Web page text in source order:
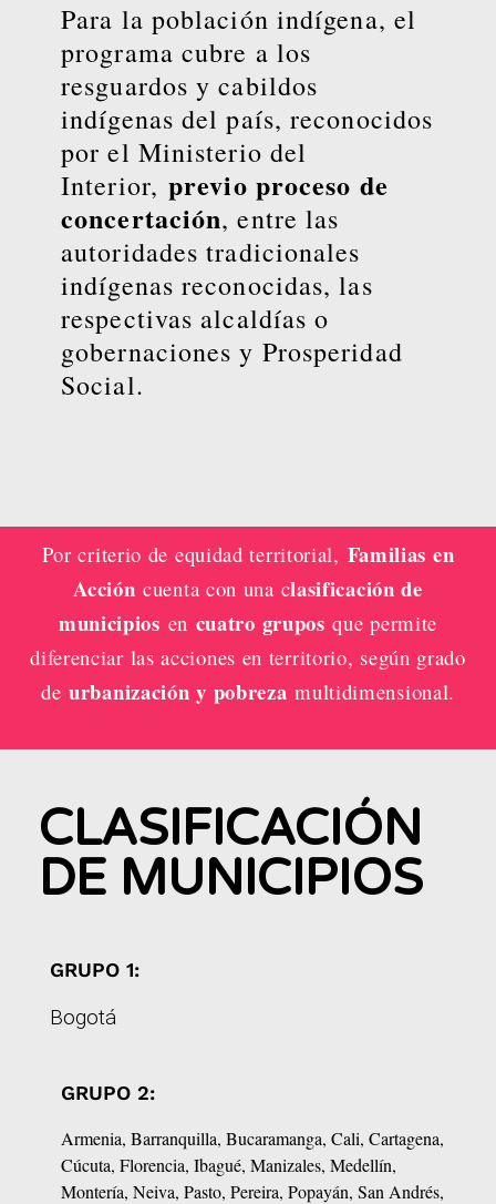
Para la población indígena, el
programa cubre a los
resguardos y cabildos
indígenas del país, reconocidos
por el Ministerio del
Interior, previo proceso de
concertación, entre las
autoridades tradicionales
indígenas reconocidas, las
respectivas alcaldías o
gobernaciones y Prosperidad
Social.
Por criterio de equidad territorial, Familias en
Acción cuenta con una clasificación de
municipios en cuatro grupos que permite
diferenciar las acciones en territorio, según grado
deurbanización y pobreza multidimensional.
CLASIFICACIÓN
DE MUNICIPIOS
GRUPO 1:
Bogotá
GRUPO 2:
Armenia, Barranquilla, Bucaramanga, Cali, Cartagena,
Cúcuta, Florencia, Ibagué, Manizales, Medellín,
Montería, Neiva, Pasto, Pereira, Popayán, San Andrés,